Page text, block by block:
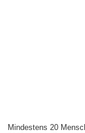
Mindestens 20